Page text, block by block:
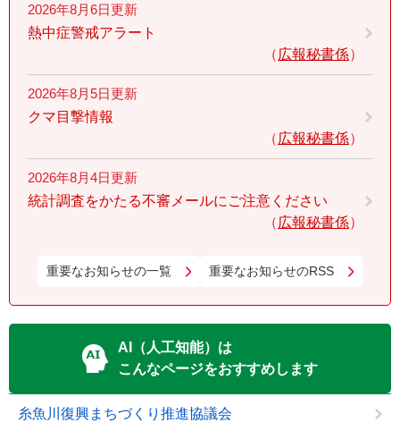
2026年8月6日更新
熱中症警戒アラート
広報秘書係
2026年8月5日更新
クマ目撃情報
広報秘書係
2026年8月4日更新
統計調査をかたる不審メールにご注意ください
広報秘書係
重要なお知らせの一覧 重要なお知らせのRSS
AI（人工知能）は
こんなページをおすすめします
糸魚川復興まちづくり推進協議会